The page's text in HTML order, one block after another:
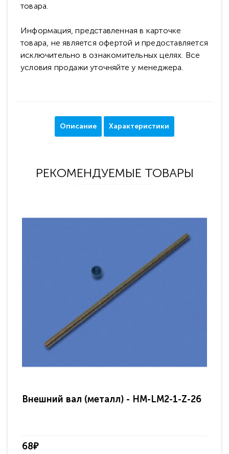
товара.
Информация, представленная в карточке
товара, не является офертой и предоставляется
исключительно в ознакомительных целях. Все
условия продажи уточняйте у менеджера.
Описание Характеристики
РЕКОМЕНДУЕМЫЕ ТОВАРЫ
Внешний вал (металл) - HM-LM2-1-Z-26
68₽